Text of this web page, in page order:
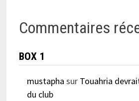
Commentaires
BOX 1
mustapha sur Touahria
du club